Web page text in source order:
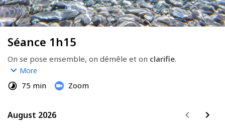
Séance 1h15
On se pose ensemble, on démêle et on clarifie.
Suite à ta prise de rendez-vous, je t'enverrai mon RIB pour
que tu fasses un virement, qui confirmera le rdv.
More
75 min Zoom
August 2026
August 2026